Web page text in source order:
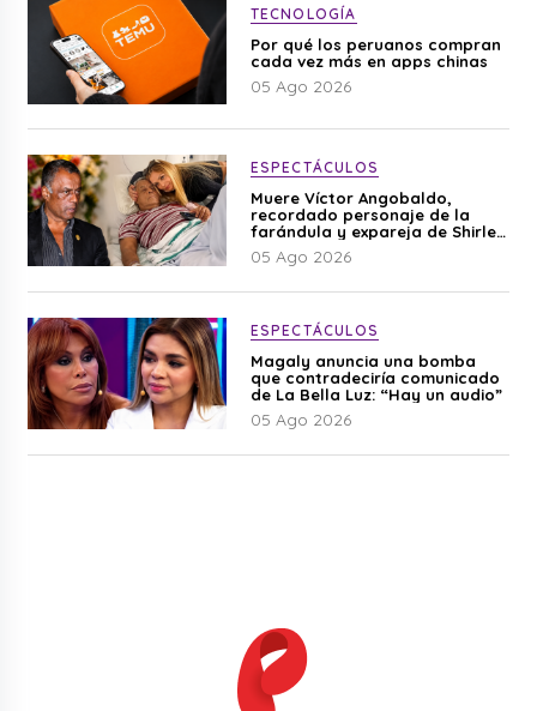
TECNOLOGÍA
Por qué los peruanos compran
cada vez más en apps chinas
05 Ago 2026
ESPECTÁCULOS
Muere Víctor Angobaldo,
recordado personaje de la
farándula y expareja de Shirley
Cherres
05 Ago 2026
ESPECTÁCULOS
Magaly anuncia una bomba
que contradeciría comunicado
de La Bella Luz: “Hay un audio”
05 Ago 2026